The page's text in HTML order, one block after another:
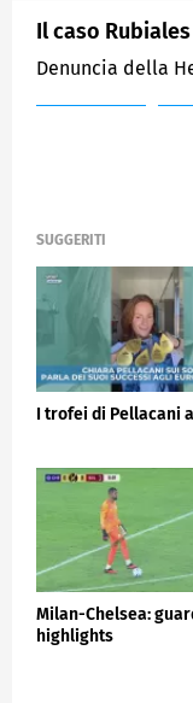
Il caso Rubiales
Denuncia della
SUGGERITI
I trofei di Pellacani
Milan-Chelsea:
highlights